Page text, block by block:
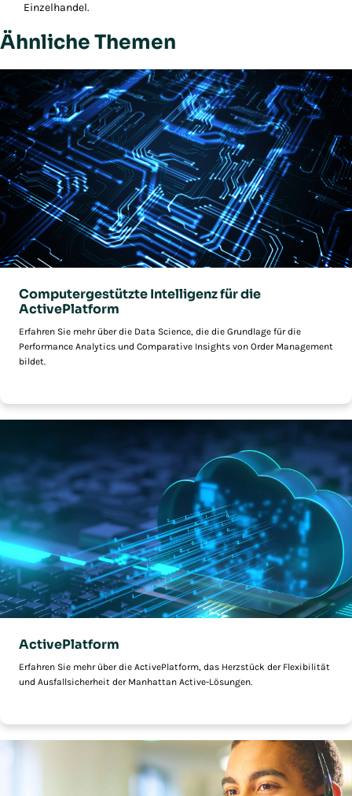
Einzelhandel.
Ähnliche Themen
Computergestützte Intelligenz für die
ActivePlatform
Erfahren Sie mehr über die Data Science, die die Grundlage für die
Performance Analytics und Comparative Insights von Order Management
bildet.
ActivePlatform
Erfahren Sie mehr über die ActivePlatform, das Herzstück der Flexibilität
und Ausfallsicherheit der Manhattan Active-Lösungen.